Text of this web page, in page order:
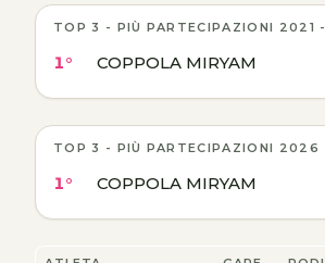
TOP 3 - PIÙ PARTECIPAZIONI 2021
1° COPPOLA MIRYAM
TOP 3 - PIÙ PARTECIPAZIONI 2026
1° COPPOLA MIRYAM